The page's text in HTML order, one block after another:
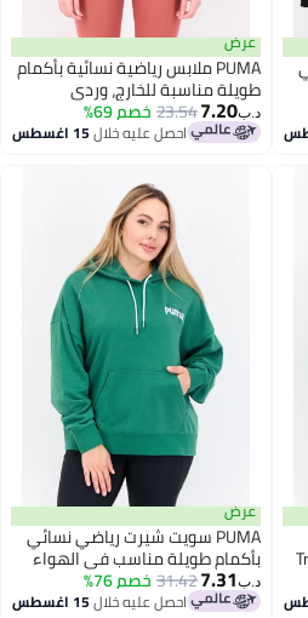
عرض
PUMA ملابس رياضية نسائية بأكمام
طويلة مناسبة للخارج، وردي
7.20
23.54خصم 69%
احصل عليه خلال15 اغسطس
عرض
PUMA سويت شيرت رياضي نسائي
بأكمام طويلة مناسب في الهواء
الطلق، أخضر
7.31
31.42خصم 76%
احصل عليه خلال15 اغسطس